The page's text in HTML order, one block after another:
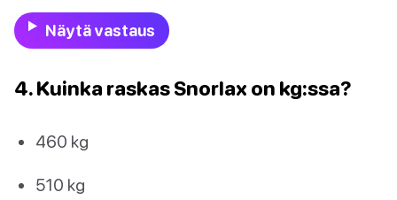
Näytä vastaus
4. Kuinka raskas Snorlax on kg:ssa?
460 kg
510 kg